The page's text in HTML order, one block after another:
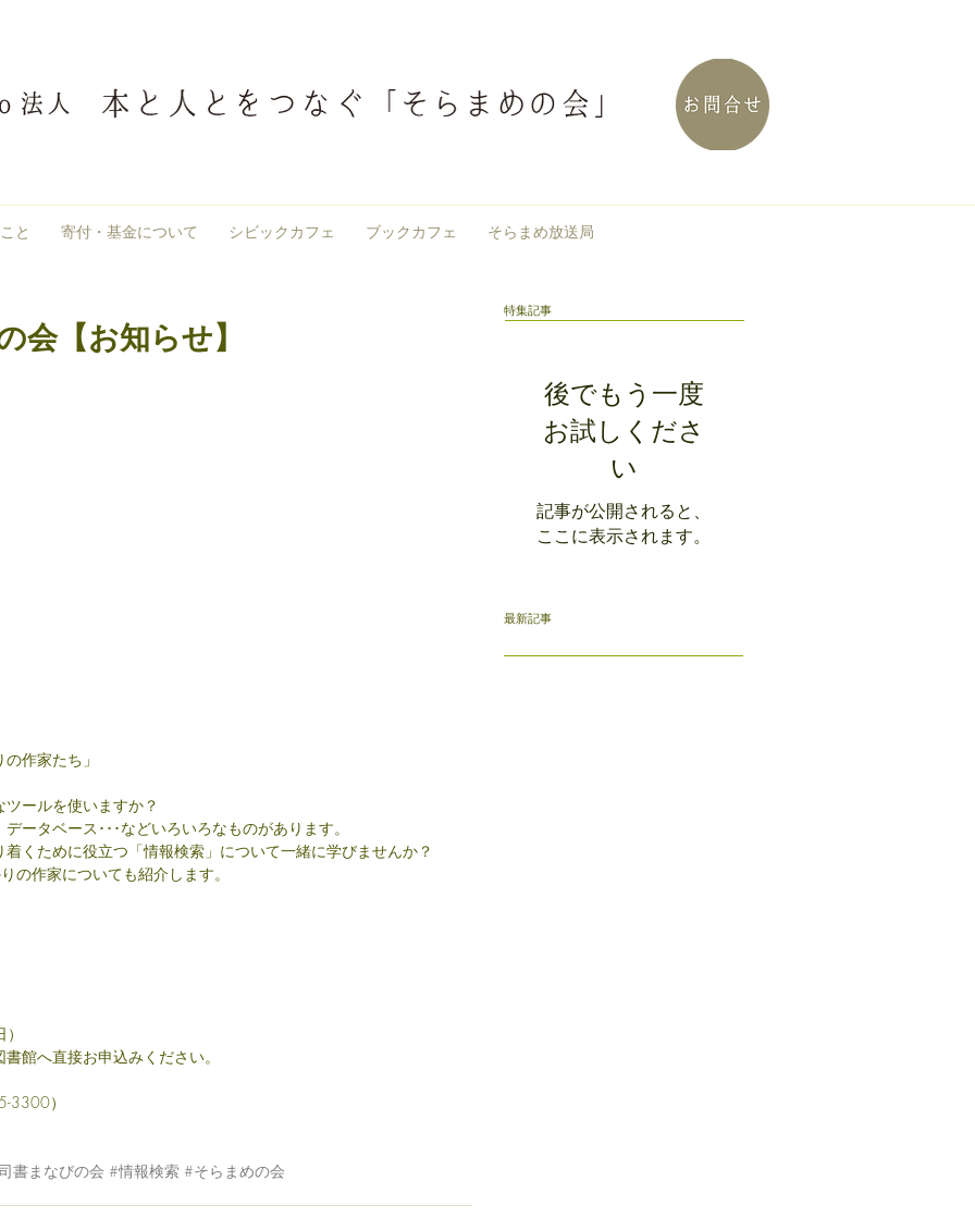
と 寄付・基金について シビックカフェ ブックカフェ そらまめ放送局
会【お知らせ】
作家たち」
ールを使いますか？
ータベース･･･などいろいろなものがあります。
くために役立つ「情報検索」について一緒に学びませんか？
の作家についても紹介します。
館へ直接お申込みください。
）
書まなびの会 #情報検索 #そらまめの会
特集記事
後でもう一度
お試しくださ
い
記事が公開されると、
ここに表示されます。
最新記事